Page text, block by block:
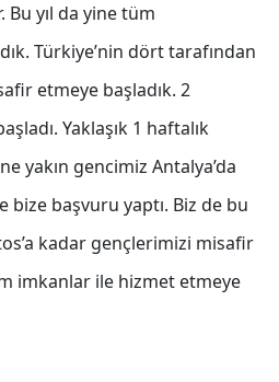
Bu yıl da yine tüm
Türkiye’nin dört tarafından
etmeye başladık. 2
Yaklaşık 1 haftalık
yakın gencimiz Antalya’da
başvuru yaptı. Biz de bu
kadar gençlerimizi misafir
imkanlar ile hizmet etmeye